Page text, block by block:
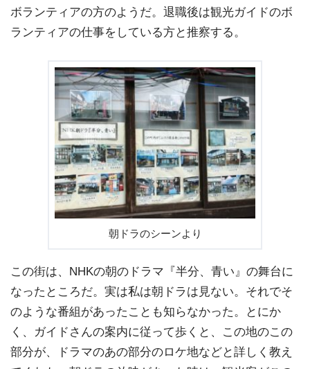
ボランティアの方のようだ。退職後は観光ガイドのボ
ランティアの仕事をしている方と推察する。
朝ドラのシーンより
この街は、NHKの朝のドラマ『半分、青い』の舞台に
なったところだ。実は私は朝ドラは見ない。それでそ
のような番組があったことも知らなかった。とにか
く、ガイドさんの案内に従って歩くと、この地のこの
部分が、ドラマのあの部分のロケ地などと詳しく教え